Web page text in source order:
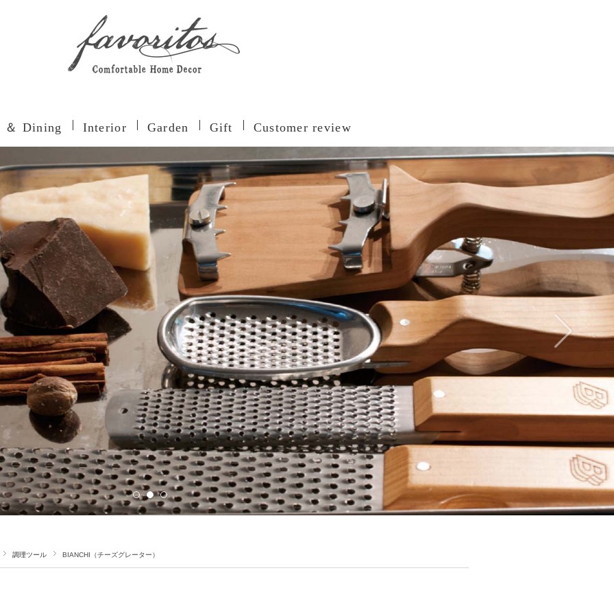
＆ Dining Interior Garden Gift Customer review
調理ツール BIANCHI（チーズグレーター）